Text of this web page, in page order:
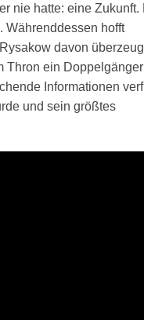
nie hatte: eine Zukunft.
Währenddessen hofft
davon
Thron ein
Informationen
und sein größtes